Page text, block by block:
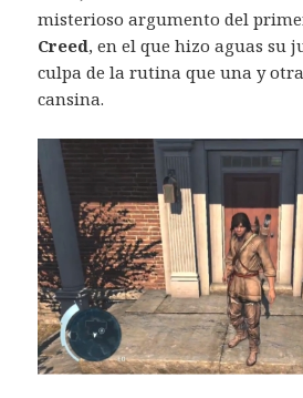
misterioso argumento del
Creed, en el que hizo aguas su
culpa de la rutina que una y
cansina.